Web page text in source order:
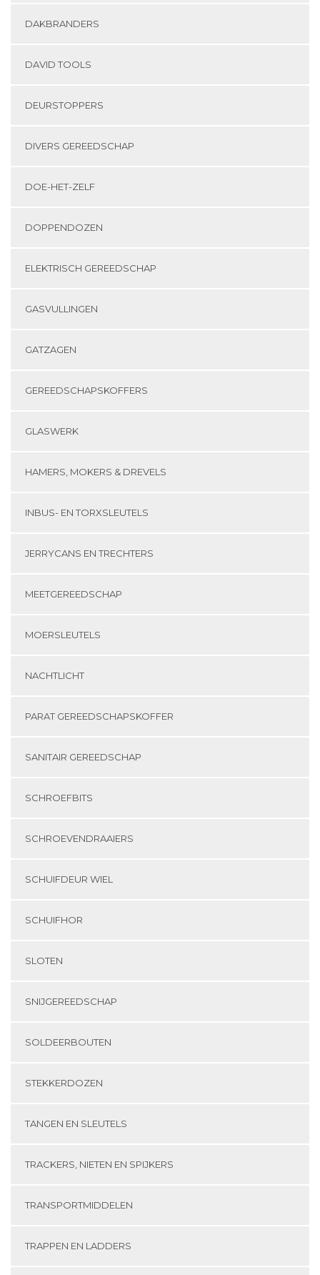
DAKBRANDERS
DAVID TOOLS
DEURSTOPPERS
DIVERS GEREEDSCHAP
DOE-HET-ZELF
DOPPENDOZEN
ELEKTRISCH GEREEDSCHAP
GASVULLINGEN
GATZAGEN
GEREEDSCHAPSKOFFERS
GLASWERK
HAMERS, MOKERS & DREVELS
INBUS- EN TORXSLEUTELS
JERRYCANS EN TRECHTERS
MEETGEREEDSCHAP
MOERSLEUTELS
NACHTLICHT
PARAT GEREEDSCHAPSKOFFER
SANITAIR GEREEDSCHAP
SCHROEFBITS
SCHROEVENDRAAIERS
SCHUIFDEUR WIEL
SCHUIFHOR
SLOTEN
SNIJGEREEDSCHAP
SOLDEERBOUTEN
STEKKERDOZEN
TANGEN EN SLEUTELS
TRACKERS, NIETEN EN SPIJKERS
TRANSPORTMIDDELEN
TRAPPEN EN LADDERS